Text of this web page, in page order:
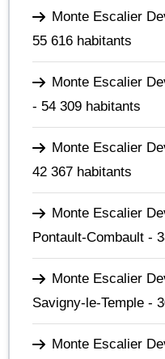
Monte Escalier
55 616 habitants
Monte Escalier
- 54 309 habitants
Monte Escalier
42 367 habitants
Monte Escalier
Pontault-Combault -
Monte Escalier
Savigny-le-Temple -
Monte Escalier